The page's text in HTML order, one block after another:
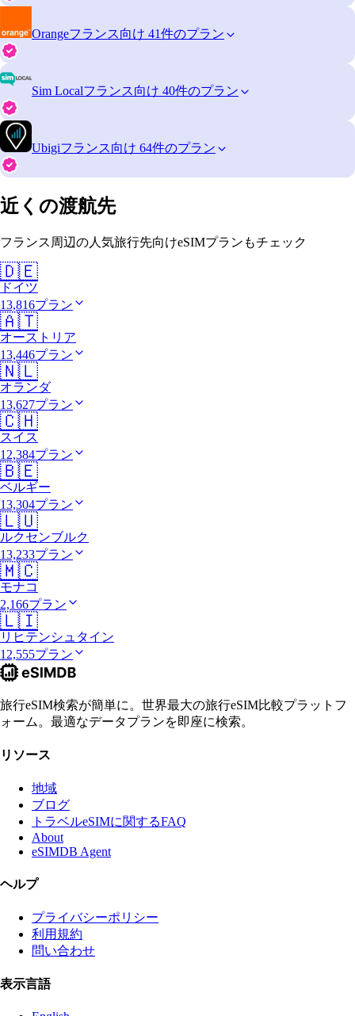
Orangeフランス向け 41件のプラン
Sim Localフランス向け 40件のプラン
Ubigiフランス向け 64件のプラン
近くの渡航先
フランス周辺の人気旅行先向けeSIMプランもチェック
🇩🇪
ドイツ
13,816プラン
🇦🇹
オーストリア
13,446プラン
🇳🇱
オランダ
13,627プラン
🇨🇭
スイス
12,384プラン
🇧🇪
ベルギー
13,304プラン
🇱🇺
ルクセンブルク
13,233プラン
🇲🇨
モナコ
2,166プラン
🇱🇮
リヒテンシュタイン
12,555プラン
旅行eSIM検索が簡単に。世界最大の旅行eSIM比較プラットフ
ォーム。最適なデータプランを即座に検索。
リソース
地域
ブログ
トラベルeSIMに関するFAQ
About
eSIMDB Agent
ヘルプ
プライバシーポリシー
利用規約
問い合わせ
表示言語